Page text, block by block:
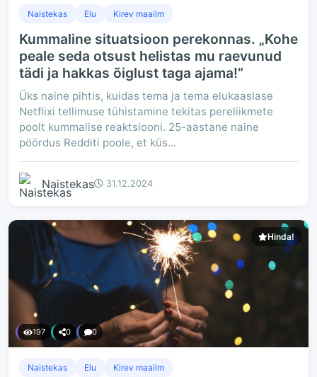
Naistekas Elu Kirev maailm
Kummaline situatsioon perekonnas. „Kohe
peale seda otsust helistas mu raevunud
tädi ja hakkas õiglust taga ajama!“
Üks naine pihtis, kuidas tema ja tema elukaaslase
Netflixi tellimuse tühistamine tekitas pereliikmete
poolt kummalise reaktsiooni. 25-aastane naine
pöördus Redditi poole, et küs...
Naistekas 31.12.2024
Hinda!
197 0 0
Naistekas Elu Kirev maailm